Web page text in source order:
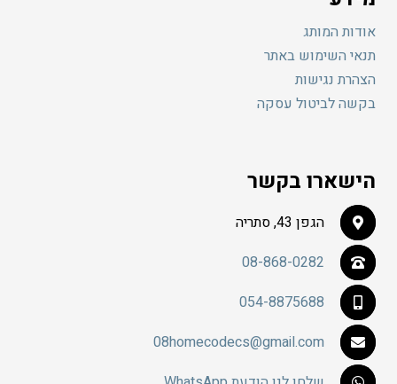
אודות המותג
תנאי השימוש באתר
הצהרת נגישות
בקשה לביטול עסקה
הישארו בקשר
הגפן 43, סתריה
08-868-0282
054-8875688
08homecodecs@gmail.com